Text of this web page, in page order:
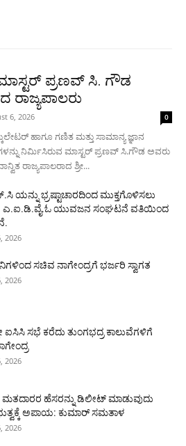
More
ಪ್ರಣವ್ ಸಿ. ಗೌಡ
ರಾಜ್ಯಪಾಲರು
6, 2026 0
ಹಾಗೂ ಗಣಿತ ಮತ್ತು ಸಾಮಾನ್ಯ ಜ್ಞಾನ
ನಿರ್ಮಿಸಿರುವ ಮಾಸ್ಟರ್ ಪ್ರಣವ್ ಸಿ.ಗೌಡ ಅವರು
ರಾಜ್ಯಪಾಲರಾದ ಶ್ರೀ...
ಯನ್ನು ಭ್ರಷ್ಟಾಚಾರದಿಂದ ಮುಕ್ತಗೊಳಿಸಲು
ಎ.ಐ.ಡಿ.ವೈ.ಓ ಯುವಜನ ಸಂಘಟನೆ ವತಿಯಿಂದ
2026
ಸಚಿವ ನಾಗೇಂದ್ರಗೆ ಭರ್ಜರಿ ಸ್ವಾಗತ
2026
ಐಸಿಸಿ ಸಭೆ ಕರೆದು ತುಂಗಭದ್ರ ಕಾಲುವೆಗಳಿಗೆ
2026
ಹೆಸರನ್ನು ಡಿಲೀಟ್ ಮಾಡುವುದು
ಅಪಾಯ: ಕುಮಾರ್ ಸಮತಾಳ
2026